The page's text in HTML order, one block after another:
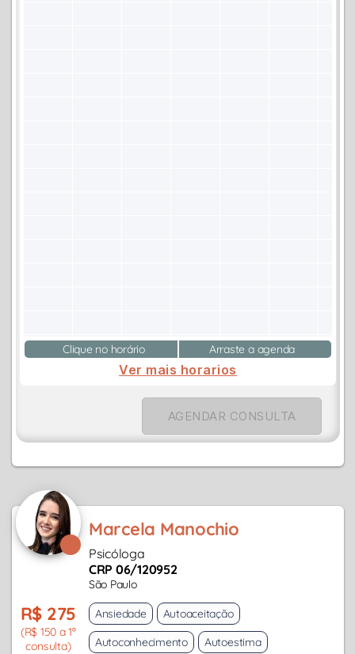
Clique no horário Arraste a agenda
Ver mais horarios
AGENDAR CONSULTA
Marcela Manochio
Psicóloga
CRP 06/120952
São Paulo
R$ 275
(R$ 150 a 1ª
consulta)
Ansiedade
Autoaceitação
Autoconhecimento
Autoestima